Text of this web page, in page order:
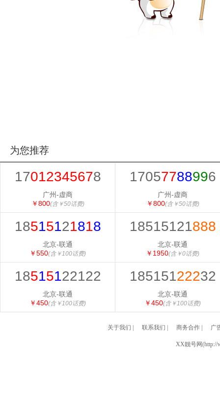
为您推荐
17012345678
广州-虚商
￥800(含￥50话费)
17057788996
广州-虚商
￥800(含￥50话费)
18515121818
北京-联通
￥550(含￥100话费)
18515121888
北京-联通
￥1950(含￥0话费)
18515122122
北京-联通
￥450(含￥100话费)
18515122232
北京-联通
￥450(含￥100话费)
关于我们 联系我们 商务合作| 广
XX靓号网(http://